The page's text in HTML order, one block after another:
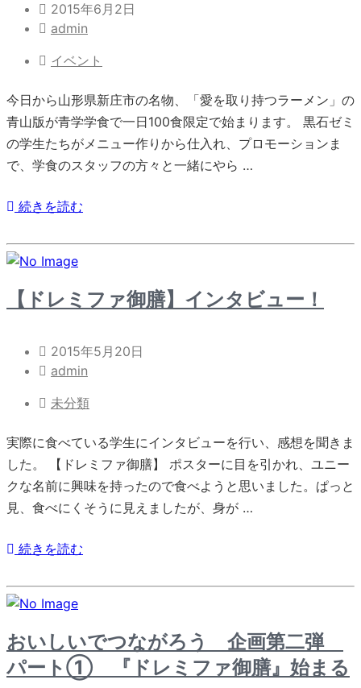
2015年6月2日
admin
イベント
今日から山形県新庄市の名物、「愛を取り持つラーメン」の
青山版が青学学食で一日100食限定で始まります。 黒石ゼミ
の学生たちがメニュー作りから仕入れ、プロモーションま
で、学食のスタッフの方々と一緒にやら …
続きを読む
【ドレミファ御膳】インタビュー！
2015年5月20日
admin
未分類
実際に食べている学生にインタビューを行い、感想を聞きま
した。 【ドレミファ御膳】 ポスターに目を引かれ、ユニー
クな名前に興味を持ったので食べようと思いました。ぱっと
見、食べにくそうに見えましたが、身が …
続きを読む
おいしいでつながろう 企画第二弾
パート① 『ドレミファ御膳』始まる